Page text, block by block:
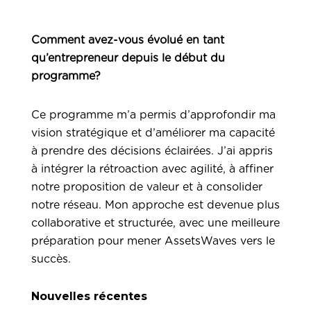
Comment avez-vous évolué en tant
qu’entrepreneur depuis le début du
programme?
Ce programme m’a permis d’approfondir ma
vision stratégique et d’améliorer ma capacité
à prendre des décisions éclairées. J’ai appris
à intégrer la rétroaction avec agilité, à affiner
notre proposition de valeur et à consolider
notre réseau. Mon approche est devenue plus
collaborative et structurée, avec une meilleure
préparation pour mener AssetsWaves vers le
succès.
Nouvelles récentes